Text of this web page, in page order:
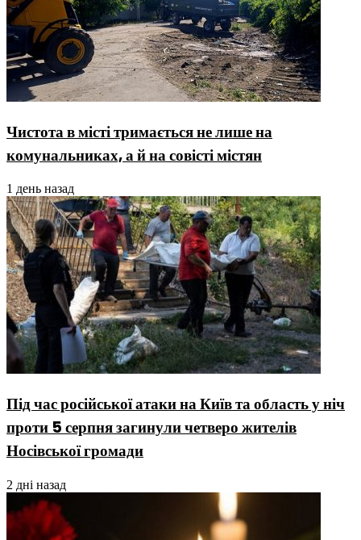
Чистота в місті тримається не лише на
комунальниках, а й на совісті містян
1 день назад
Під час російської атаки на Київ та область у ніч
проти 5 серпня загинули четверо жителів
Носівської громади
2 дні назад